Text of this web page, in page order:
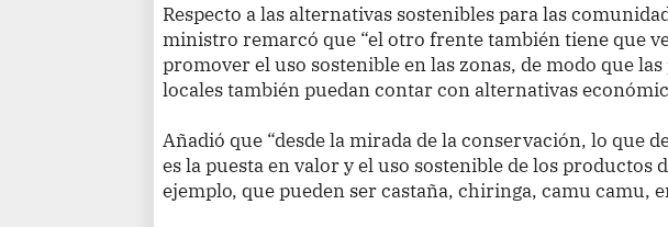
Respecto a las alternativas sostenibles para las
ministro remarcó que “el otro frente también tiene que
promover el uso sostenible en las zonas, de modo que
locales también puedan contar con alternativas
Añadió que “desde la mirada de la conservación, lo que
es la puesta en valor y el uso sostenible de los productos
ejemplo, que pueden ser castaña, chiringa, camu camu,